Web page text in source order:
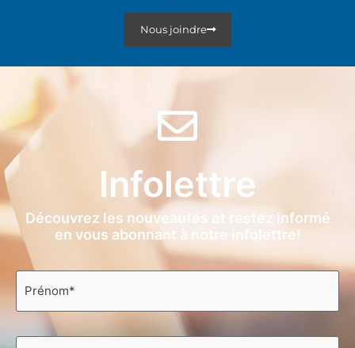
Nous joindre
Infolettre
Découvrez les nouveautés et restez informé
en vous abonnant à notre infolettre!
Prénom
Nom